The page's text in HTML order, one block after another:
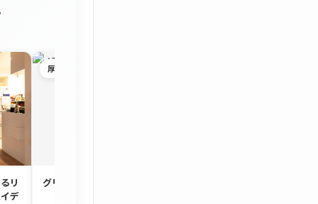
リ
デ
厚木市
グリーンタウン宮の里